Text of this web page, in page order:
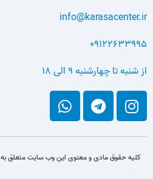
info@karasacenter.ir
09122633995
از شنبه تا چهارشنبه 9 الی 18
کلیه حقوق مادی و معنوی این وب سایت متعلق به